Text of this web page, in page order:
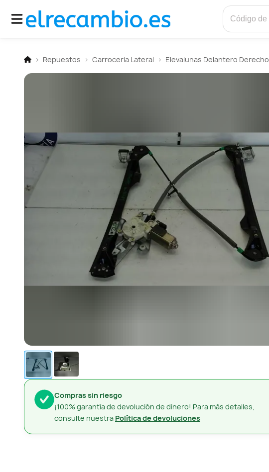
Repuestos Carroceria Lateral Elevalunas Delantero Derecho
Compras sin riesgo
¡100% garantía de devolución de dinero! Para más detalles,
consulte nuestra Política de devoluciones